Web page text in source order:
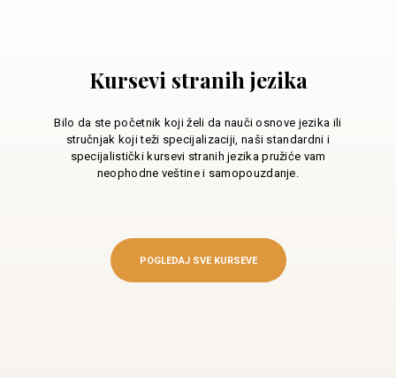
Kursevi stranih jezika
Bilo da ste početnik koji želi da nauči osnove jezika ili
stručnjak koji teži specijalizaciji, naši standardni i
specijalistički kursevi stranih jezika pružiće vam
neophodne veštine i samopouzdanje.
POGLEDAJ SVE KURSEVE